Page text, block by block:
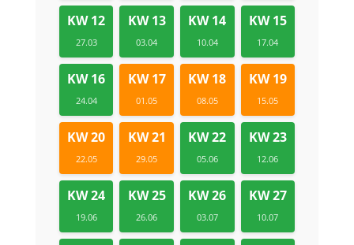
KW 12
27.03
KW 13
03.04
KW 14
10.04
KW 15
17.04
KW 16
24.04
KW 17
01.05
KW 18
08.05
KW 19
15.05
KW 20
22.05
KW 21
29.05
KW 22
05.06
KW 23
12.06
KW 24
19.06
KW 25
26.06
KW 26
03.07
KW 27
10.07